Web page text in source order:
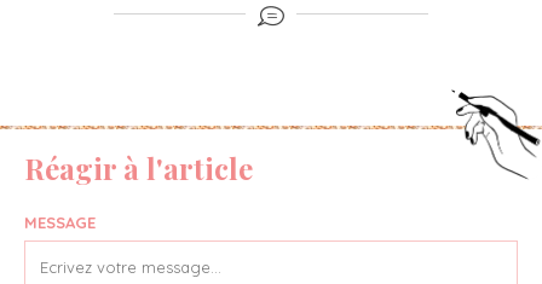
Réagir à l'article
MESSAGE